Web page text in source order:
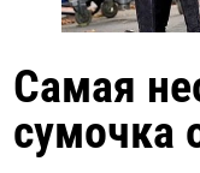
Самая
сумочка